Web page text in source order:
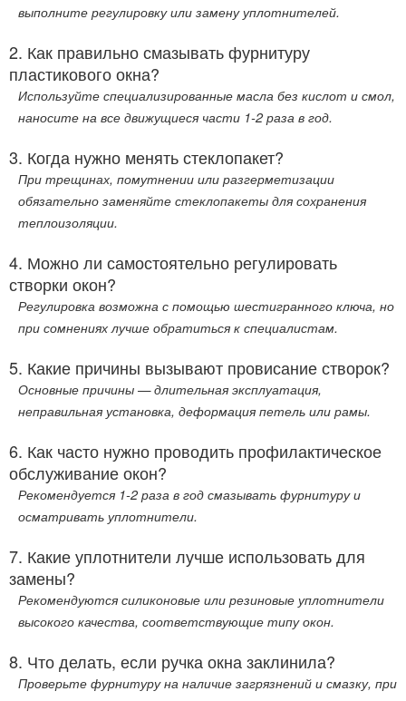
выполните регулировку или замену уплотнителей.
2. Как правильно смазывать фурнитуру
пластикового окна?
Используйте специализированные масла без кислот и смол,
наносите на все движущиеся части 1-2 раза в год.
3. Когда нужно менять стеклопакет?
При трещинах, помутнении или разгерметизации
обязательно заменяйте стеклопакеты для сохранения
теплоизоляции.
4. Можно ли самостоятельно регулировать
створки окон?
Регулировка возможна с помощью шестигранного ключа, но
при сомнениях лучше обратиться к специалистам.
5. Какие причины вызывают провисание створок?
Основные причины — длительная эксплуатация,
неправильная установка, деформация петель или рамы.
6. Как часто нужно проводить профилактическое
обслуживание окон?
Рекомендуется 1-2 раза в год смазывать фурнитуру и
осматривать уплотнители.
7. Какие уплотнители лучше использовать для
замены?
Рекомендуются силиконовые или резиновые уплотнители
высокого качества, соответствующие типу окон.
8. Что делать, если ручка окна заклинила?
Проверьте фурнитуру на наличие загрязнений и смазку, при